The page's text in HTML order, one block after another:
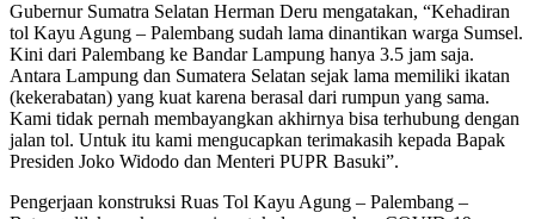
Gubernur Sumatra Selatan Herman Deru mengatakan, “Kehadiran
tol Kayu Agung – Palembang sudah lama dinantikan warga Sumsel.
Kini dari Palembang ke Bandar Lampung hanya 3.5 jam saja.
Antara Lampung dan Sumatera Selatan sejak lama memiliki ikatan
(kekerabatan) yang kuat karena berasal dari rumpun yang sama.
Kami tidak pernah membayangkan akhirnya bisa terhubung dengan
jalan tol. Untuk itu kami mengucapkan terimakasih kepada Bapak
Presiden Joko Widodo dan Menteri PUPR Basuki”.
Pengerjaan konstruksi Ruas Tol Kayu Agung – Palembang –